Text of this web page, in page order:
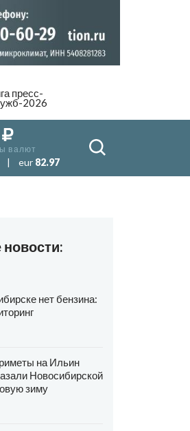
пресс-
2026
валют
| eur 82.97
нет бензина:
на Ильин
Новосибирской
зиму